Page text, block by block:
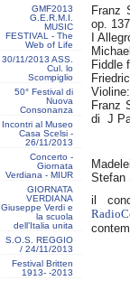
GMF2013
G.E.R.M.I.
MUSIC
FESTIVAL - The
Web of Life
30/11/2013 ASS.
Cul. lo
Scompiglio
50° Festival di
Nuova
Consonanza
Incontri al Museo
Casa Scelsi -
26/11/2013
Concerto -
Giornata
Verdiana - MIUR
GIORNATA
VERDIANA
Giuseppe Verdi e
la scuola
dell’Italia unita
S.O.S. REGGIO
/ 24/11/2013
Festival Britten
1913- ‐2013
Franz
op. 137
I
Fiddle
Franz
di J
Stefan
il